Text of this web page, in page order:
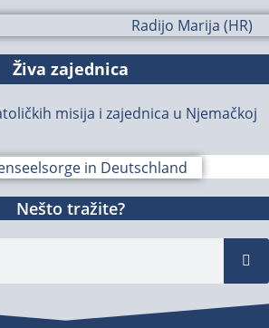
Živa zajednica
misija i zajednica u Njemačkoj
Nešto tražite?